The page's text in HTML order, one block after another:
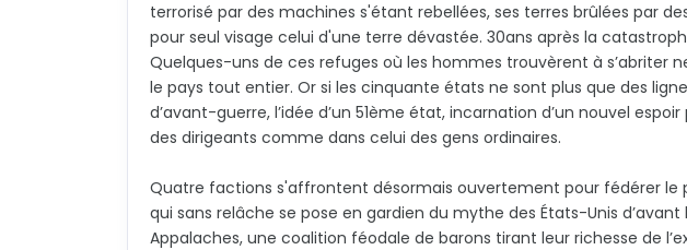
terrorisé par des machines s'étant rebellées, ses terres brûlées par
pour seul visage celui d'une terre dévastée. 30ans après la
Quelques-uns de ces refuges où les hommes trouvèrent à s’abriter
le pays tout entier. Or si les cinquante états ne sont plus que des
d’avant-guerre, l’idée d’un 51ème état, incarnation d’un nouvel
des dirigeants comme dans celui des gens ordinaires.
Quatre factions s'affrontent désormais ouvertement pour fédérer le
qui sans relâche se pose en gardien du mythe des États-Unis
Appalaches, une coalition féodale de barons tirant leur richesse de